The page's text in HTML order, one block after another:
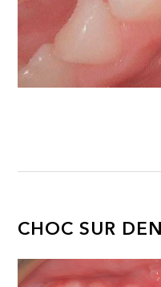
CHOC SUR